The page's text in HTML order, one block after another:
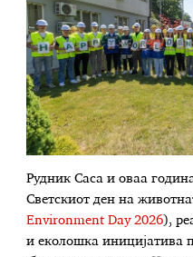
Рудник Саса и оваа
Светскиот ден на
Environment Day 2026),
и еколошка иницијатива